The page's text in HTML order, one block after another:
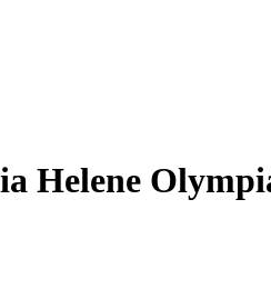
Helene